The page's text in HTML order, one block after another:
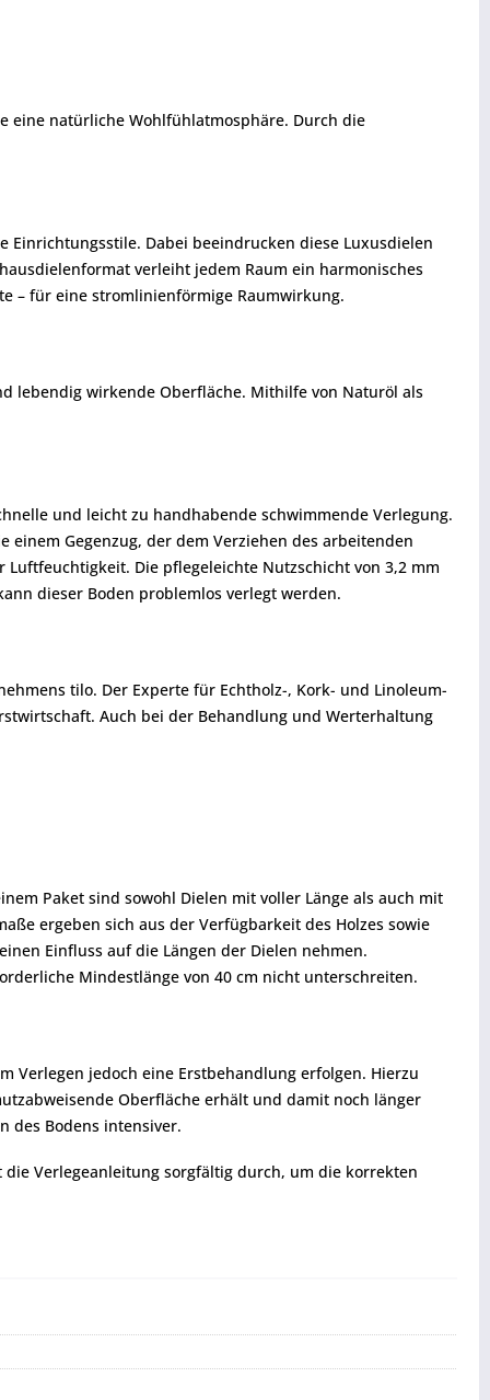
eine natürliche Wohlfühlatmosphäre. Durch die
Dabei beeindrucken diese Luxusdielen
verleiht jedem Raum ein harmonisches
– für eine stromlinienförmige Raumwirkung.
lebendig wirkende Oberfläche. Mithilfe von Naturöl als
und leicht zu handhabende schwimmende Verlegung.
einem Gegenzug, der dem Verziehen des arbeitenden
Die pflegeleichte Nutzschicht von 3,2 mm
dieser Boden problemlos verlegt werden.
tilo. Der Experte für Echtholz-, Kork- und Linoleum-
Auch bei der Behandlung und Werterhaltung
Paket sind sowohl Dielen mit voller Länge als auch mit
ergeben sich aus der Verfügbarkeit des Holzes sowie
Einfluss auf die Längen der Dielen nehmen.
Mindestlänge von 40 cm nicht unterschreiten.
Verlegen jedoch eine Erstbehandlung erfolgen. Hierzu
Oberfläche erhält und damit noch länger
des Bodens intensiver.
Verlegeanleitung sorgfältig durch, um die korrekten